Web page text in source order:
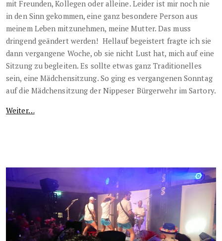
mit Freunden, Kollegen oder alleine. Leider ist mir noch nie
in den Sinn gekommen, eine ganz besondere Person aus
meinem Leben mitzunehmen, meine Mutter. Das muss
dringend geändert werden! Hellauf begeistert fragte ich sie
dann vergangene Woche, ob sie nicht Lust hat, mich auf eine
Sitzung zu begleiten. Es sollte etwas ganz Traditionelles
sein, eine Mädchensitzung. So ging es vergangenen Sonntag
auf die Mädchensitzung der Nippeser Bürgerwehr im Sartory.
Weiter…